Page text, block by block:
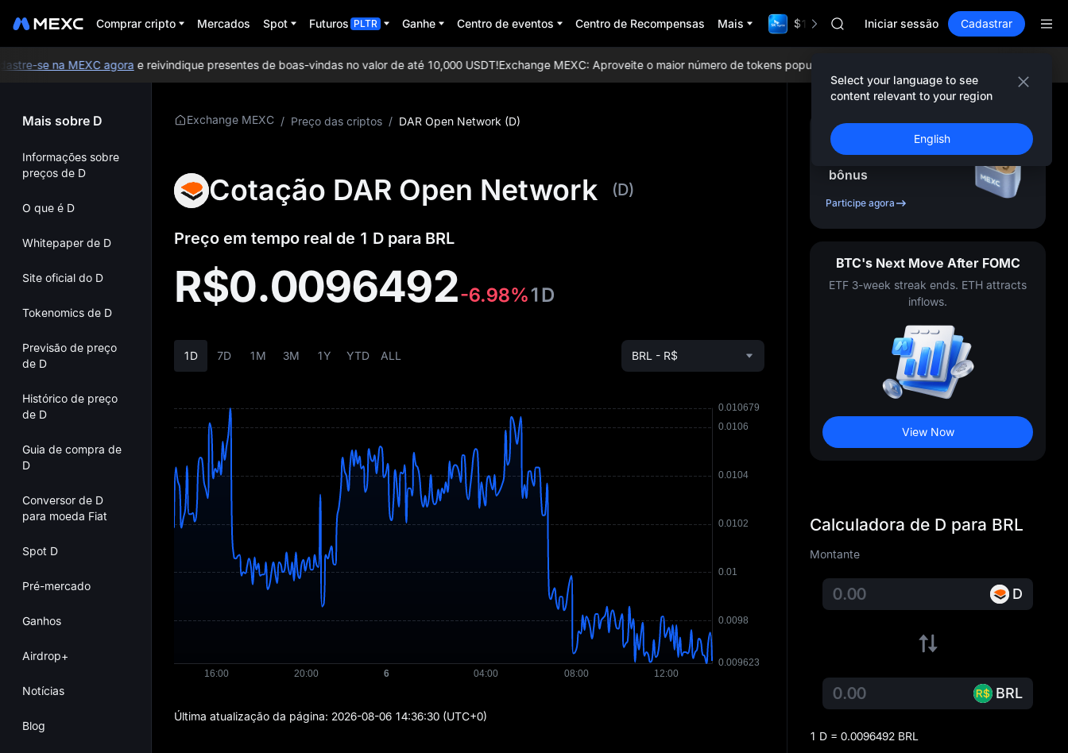
Comprar cripto Mercados Spot Futuros PLTR Ganhe Centro de eventos Centro de Recompensas Mais $1,000,000 TradFi Gala
SPCX
UNITREE
Unitree Future Now Live
SPCX
UNITREE
Unitree Future Now Live
Iniciar sessão Cadastrar
Select your language to see
content relevant to your region
English
se na MEXC agorae reivindique presentes de boas-vindas no valor de até 10,000 USDT!Exchange MEXC: Aproveite o maior número de tokens populares, airdrops diários, as menores taxas de
Mais sobre D
Informações sobre
preços de D
O que é D
Whitepaper de D
Site oficial do D
Tokenomics de D
Previsão de preço
de D
Histórico de preço
de D
Guia de compra de
D
Conversor de D
para moeda Fiat
Spot D
Pré-mercado
Ganhos
Airdrop+
Notícias
Blog
Exchange MEXC / Preço das criptos / DAR Open Network (D)
Cotação DAR Open Network (D)
Preço em tempo real de 1 D para BRL
R$0.0096492-6.98%1D
1D 7D 1M 3M 1Y YTD ALL BRL - R$
Última atualização da página: 2026-08-06 14:36:30 (UTC+0)
Cadastre-se e receba
até 10,000USDT em
bônus
Participe agora
BTC's Next Move After FOMC
ETF 3-week streak ends. ETH attracts
inflows.
View Now
Calculadora de D para BRL
Montante
D
BRL
1 D = 0.0096492 BRL